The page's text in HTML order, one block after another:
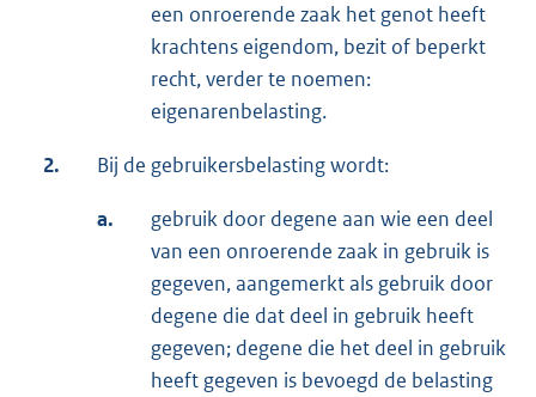
een onroerende zaak het genot heeft
krachtens eigendom, bezit of beperkt
recht, verder te noemen:
eigenarenbelasting.
2. Bij de gebruikersbelasting wordt:
a.
gebruik door degene aan wie een deel
van een onroerende zaak in gebruik is
gegeven, aangemerkt als gebruik door
degene die dat deel in gebruik heeft
gegeven; degene die het deel in gebruik
heeft gegeven is bevoegd de belasting